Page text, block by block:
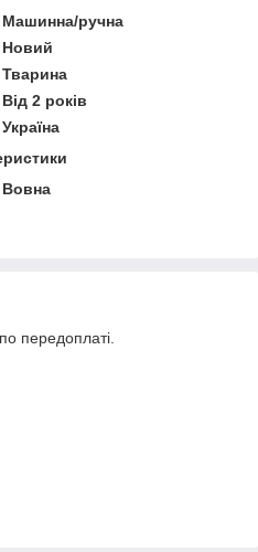
Машинна/ручна
Новий
Тварина
Від 2 років
Україна
Вовна
передоплаті.